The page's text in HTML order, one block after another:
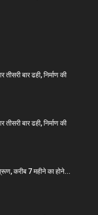
तीसरी बार ढही, निर्माण की
तीसरी बार ढही, निर्माण की
करीब 7 महीने का होने...